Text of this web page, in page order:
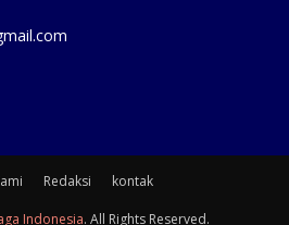
Redaksi kontak
Indonesia. All Rights Reserved.